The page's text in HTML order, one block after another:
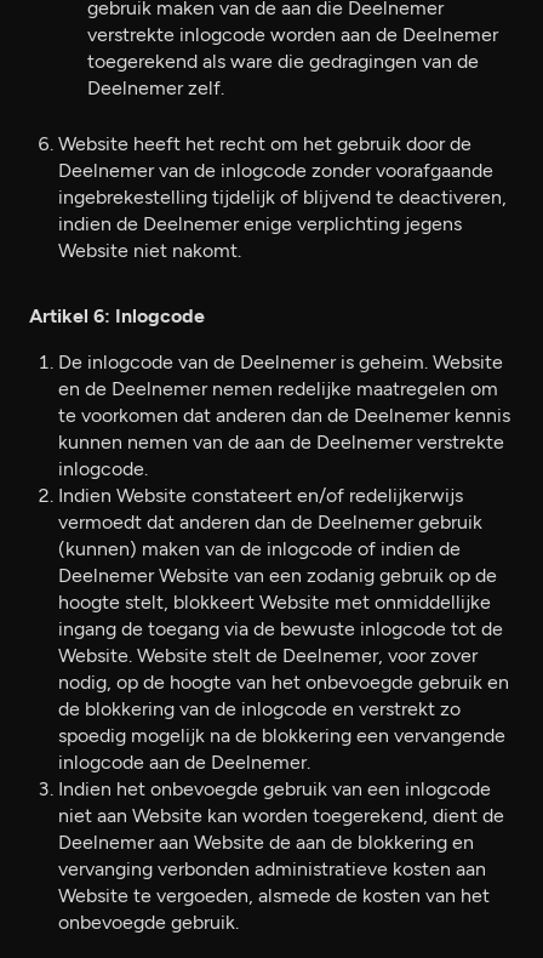
gebruik maken van de aan die Deelnemer
verstrekte inlogcode worden aan de Deelnemer
toegerekend als ware die gedragingen van de
Deelnemer zelf.
Website heeft het recht om het gebruik door de
Deelnemer van de inlogcode zonder voorafgaande
ingebrekestelling tijdelijk of blijvend te deactiveren,
indien de Deelnemer enige verplichting jegens
Website niet nakomt.
Artikel 6: Inlogcode
De inlogcode van de Deelnemer is geheim. Website
en de Deelnemer nemen redelijke maatregelen om
te voorkomen dat anderen dan de Deelnemer kennis
kunnen nemen van de aan de Deelnemer verstrekte
inlogcode.
Indien Website constateert en/of redelijkerwijs
vermoedt dat anderen dan de Deelnemer gebruik
(kunnen) maken van de inlogcode of indien de
Deelnemer Website van een zodanig gebruik op de
hoogte stelt, blokkeert Website met onmiddellijke
ingang de toegang via de bewuste inlogcode tot de
Website. Website stelt de Deelnemer, voor zover
nodig, op de hoogte van het onbevoegde gebruik en
de blokkering van de inlogcode en verstrekt zo
spoedig mogelijk na de blokkering een vervangende
inlogcode aan de Deelnemer.
Indien het onbevoegde gebruik van een inlogcode
niet aan Website kan worden toegerekend, dient de
Deelnemer aan Website de aan de blokkering en
vervanging verbonden administratieve kosten aan
Website te vergoeden, alsmede de kosten van het
onbevoegde gebruik.